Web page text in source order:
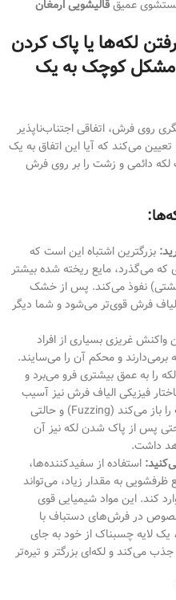
عمیققالیشویی ارمغان
گرفتن لکه‌ها یا پاک کردن
مشکل کوچک به یک
روی فرش، اتفاقی اجتناب‌ناپذیر
می‌کند که آیا این اتفاق به یک
دائمی و زشت را بر روی فرش
بزرگترین اشتباه این است که
که می‌گذرد، مایع ریخته شده بیشتر
نفوذ می‌کند. پس از خشک
فرش قوی‌تر می‌شود و شما دیگر
واکنش غریزی بسیاری از افراد
و محکم آن را می‌سایند.
را به عمق بیشتری فرو می‌برد و
فیزیکی الیاف فرش نیز آسیب
جدی می‌رساند. این کار پیچ و تاب الیاف را باز می‌کند (Fuzzing) و حالتی
پس از پاک شدن لکه نیز آن
داشت.
استفاده از سفیدکننده‌ها،
به مقدار زیاد، می‌تواند
کند. این مواد شیمیایی قوی
خصوص در فرش‌های دستباف با
لایه چسبناک از خود به جای
می‌کند و لکه‌ای بزرگتر و تیره‌تر